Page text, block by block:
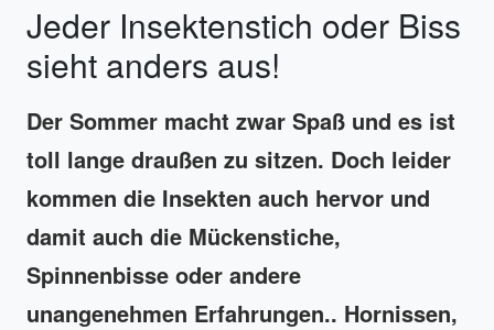
Jeder Insektenstich oder Biss
sieht anders aus!
Der Sommer macht zwar Spaß und es ist
toll lange draußen zu sitzen. Doch leider
kommen die Insekten auch hervor und
damit auch die Mückenstiche,
Spinnenbisse oder andere
unangenehmen Erfahrungen.. Hornissen,